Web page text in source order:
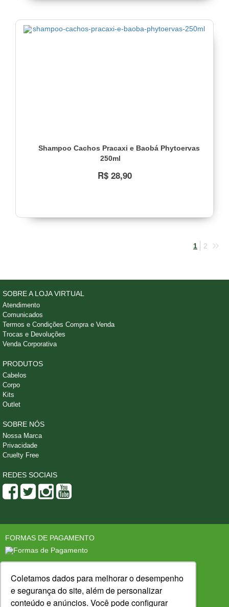
Coletamos dados para melhorar o desempenho
e segurança do site, além de personalizar
conteúdo e anúncios. Você pode configurar
Shampoo Cachos Pracaxi e Baobá Phytoervas
250ml
R$ 28,90
1 2
SOBRE A LOJA VIRTUAL
Atendimento
Comunicados
Termos e Condições Compra e Venda
Trocas e Devoluções
Venda Corporativa
PRODUTOS
Cabelos
Corpo
Kits
Outlet
SOBRE NÓS
Nossa Marca
Privacidade
Cruelty Free
REDES SOCIAIS
FORMAS DE PAGAMENTO